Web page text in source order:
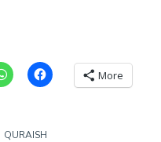
More
QURAISH